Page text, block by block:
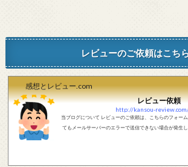
レビューのご依頼はこち
感想とレビュー.com
レビュー依頼
http://kansou-
当ブログについて レビューのご依頼は、こちらのフォームからお願いいたします。 返信し
てもメールサーバーのエラーで送信できない場合が発生